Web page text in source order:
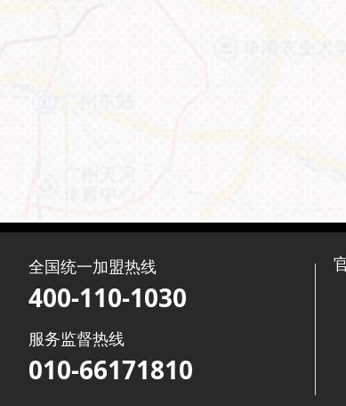
全国统一加盟热线
400-110-1030
服务监督热线
010-66171810